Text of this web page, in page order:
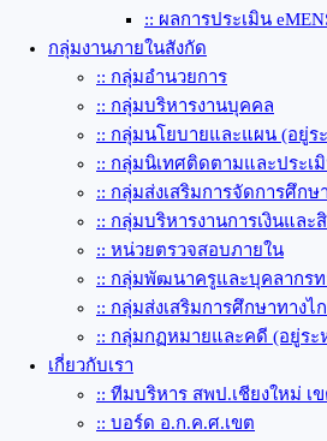
:: ผลการประเมิน
กลุ่มงานภายในสังกัด
:: กลุ่มอำนวยการ
:: กลุ่มบริหารงานบุคคล
:: กลุ่มนโยบายและแผน (อยู่ร
:: กลุ่มนิเทศติดตามและประเ
:: กลุ่มส่งเสริมการจัดการศึกษา
:: กลุ่มบริหารงานการเงินและ
:: หน่วยตรวจสอบภายใน
:: กลุ่มพัฒนาครูและบุคลากรท
:: กลุ่มส่งเสริมการศึกษาทางไ
:: กลุ่มกฏหมายและคดี (อยู่ระ
เกี่ยวกับเรา
:: ทีมบริหาร สพป.เชียงใหม่ เ
:: บอร์ด อ.ก.ค.ศ.เขต